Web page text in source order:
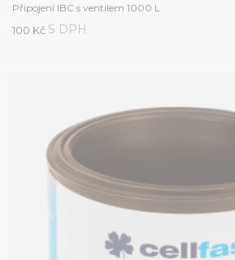
Připojení IBC s ventilem 1000 L
100 Kč S DPH